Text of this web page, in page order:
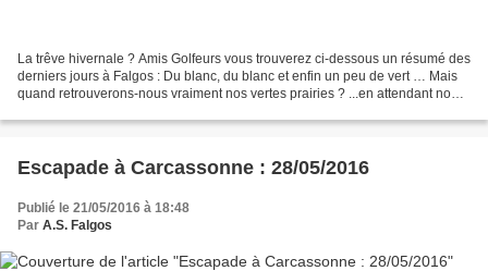
La trêve hivernale ? Amis Golfeurs vous trouverez ci-dessous un résumé des
derniers jours à Falgos : Du blanc, du blanc et enfin un peu de vert … Mais
quand retrouverons-nous vraiment nos vertes prairies ? ...en attendant nous
Escapade à Carcassonne : 28/05/2016
Publié le 21/05/2016 à 18:48
Par A.S. Falgos